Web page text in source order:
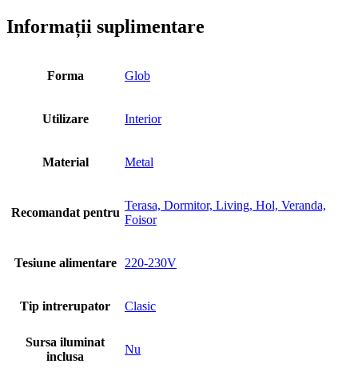
Informații suplimentare
Forma Glob
Utilizare Interior
Material Metal
Recomandat pentru
Terasa, Dormitor, Living, Hol, Veranda,
Foisor
Tesiune alimentare 220-230V
Tip intrerupator Clasic
Sursa iluminat
inclusa
Nu